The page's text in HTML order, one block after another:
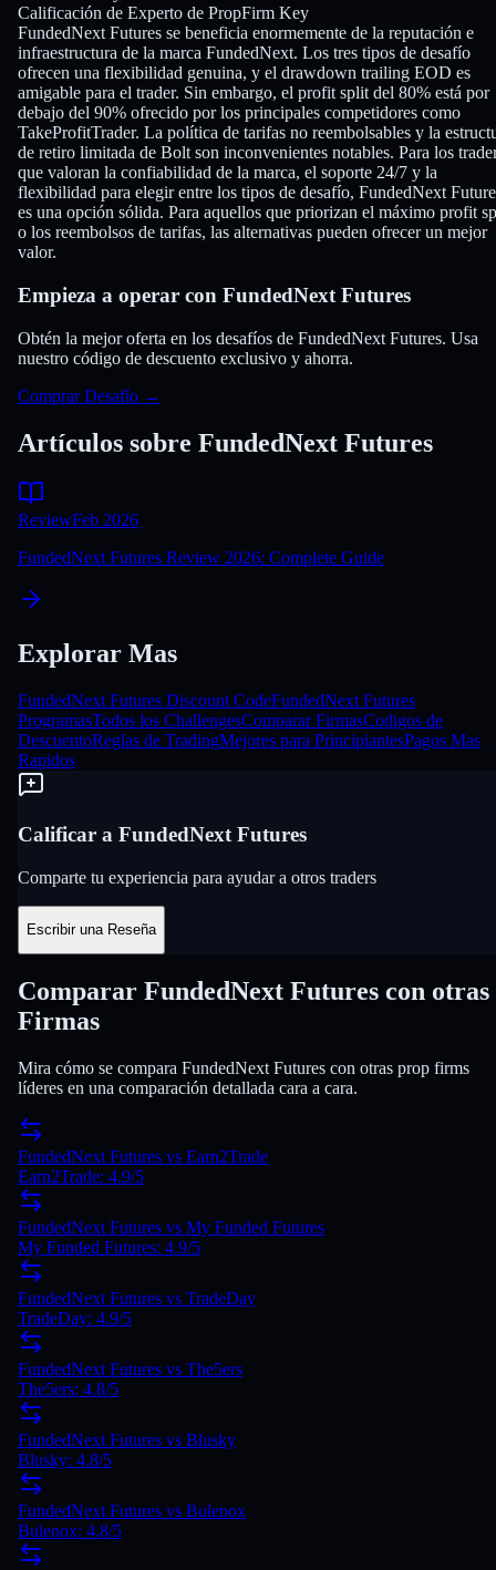
Calificación de Experto de PropFirm Key
FundedNext Futures se beneficia enormemente de la reputación e
infraestructura de la marca FundedNext. Los tres tipos de desafío
ofrecen una flexibilidad genuina, y el drawdown trailing EOD es
amigable para el trader. Sin embargo, el profit split del 80% está por
debajo del 90% ofrecido por los principales competidores como
TakeProfitTrader. La política de tarifas no reembolsables y la
de retiro limitada de Bolt son inconvenientes notables. Para los
que valoran la confiabilidad de la marca, el soporte 24/7 y la
flexibilidad para elegir entre los tipos de desafío, FundedNext
es una opción sólida. Para aquellos que priorizan el máximo profit
o los reembolsos de tarifas, las alternativas pueden ofrecer un mejor
valor.
Empieza a operar con FundedNext Futures
Obtén la mejor oferta en los desafíos de FundedNext Futures. Usa
nuestro código de descuento exclusivo y ahorra.
Comprar Desafío →
Artículos sobre FundedNext Futures
ReviewFeb 2026
FundedNext Futures Review 2026: Complete Guide
Explorar Mas
FundedNext Futures Discount CodeFundedNext Futures
ProgramasTodos los ChallengesComparar FirmasCodigos de
DescuentoReglas de TradingMejores para PrincipiantesPagos Mas
Rapidos
Calificar a FundedNext Futures
Comparte tu experiencia para ayudar a otros traders
Escribir una Reseña
Comparar FundedNext Futures con otras
Firmas
Mira cómo se compara FundedNext Futures con otras prop firms
líderes en una comparación detallada cara a cara.
FundedNext Futures vs Earn2Trade
Earn2Trade: 4.9/5
FundedNext Futures vs My Funded Futures
My Funded Futures: 4.9/5
FundedNext Futures vs TradeDay
TradeDay: 4.9/5
FundedNext Futures vs The5ers
The5ers: 4.8/5
FundedNext Futures vs Blusky
Blusky: 4.8/5
FundedNext Futures vs Bulenox
Bulenox: 4.8/5